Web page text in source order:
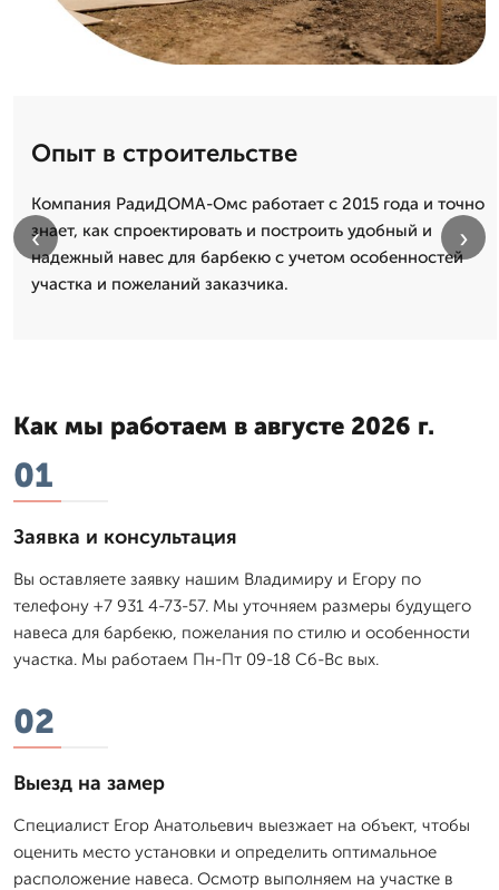
Опыт в строительстве
Компания РадиДОМА-Омс работает с 2015 года и точно
знает, как спроектировать и построить удобный и
надежный навес для барбекю с учетом особенностей
участка и пожеланий заказчика.
‹ ›
Как мы работаем в августе 2026 г.
01
Заявка и консультация
Вы оставляете заявку нашим Владимиру и Егору по
телефону +7 931 4-73-57. Мы уточняем размеры будущего
навеса для барбекю, пожелания по стилю и особенности
участка. Мы работаем Пн-Пт 09-18 Сб-Вс вых.
02
Выезд на замер
Специалист Егор Анатольевич выезжает на объект, чтобы
оценить место установки и определить оптимальное
расположение навеса. Осмотр выполняем на участке в